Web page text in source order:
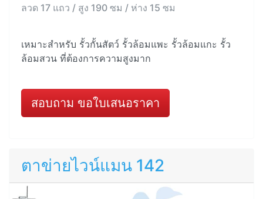
ลวด 17 แถว / สูง 190 ซม / ห่าง 15 ซม
เหมาะสำหรับ รั้วกั้นสัตว์ รั้วล้อมแพะ รั้วล้อมแกะ รั้ว
ล้อมสวน ที่ต้องการความสูงมาก
สอบถาม ขอใบเสนอราคา
ตาข่ายไวน์แมน 142